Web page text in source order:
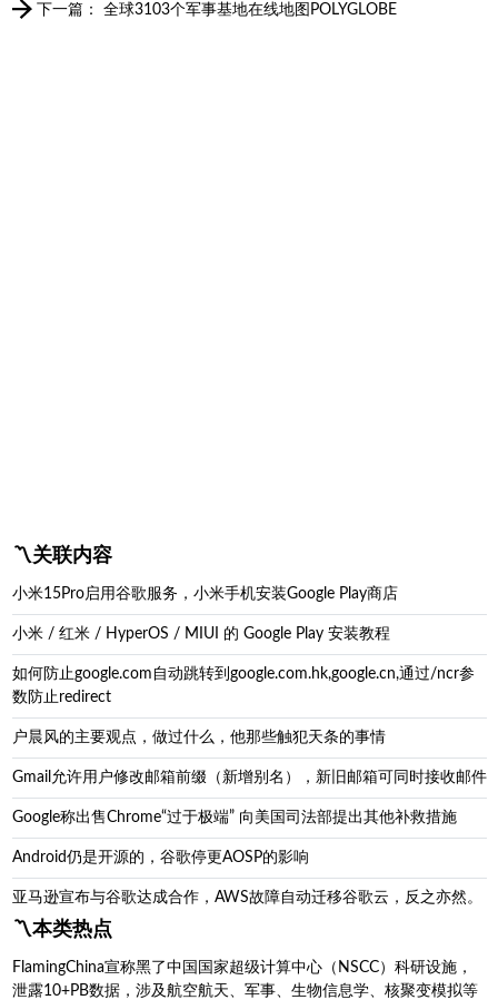
下一篇： 全球3103个军事基地在线地图POLYGLOBE
〽️关联内容
小米15Pro启用谷歌服务，小米手机安装Google Play商店
小米 / 红米 / HyperOS / MIUI 的 Google Play 安装教程
如何防止google.com自动跳转到google.com.hk,google.cn,通过/ncr参
数防止redirect
户晨风的主要观点，做过什么，他那些触犯天条的事情
Gmail允许用户修改邮箱前缀（新增别名），新旧邮箱可同时接收邮件
Google称出售Chrome“过于极端” 向美国司法部提出其他补救措施
Android仍是开源的，谷歌停更AOSP的影响
亚马逊宣布与谷歌达成合作，AWS故障自动迁移谷歌云，反之亦然。
〽️本类热点
FlamingChina宣称黑了中国国家超级计算中心（NSCC）科研设施，
泄露10+PB数据，涉及航空航天、军事、生物信息学、核聚变模拟等